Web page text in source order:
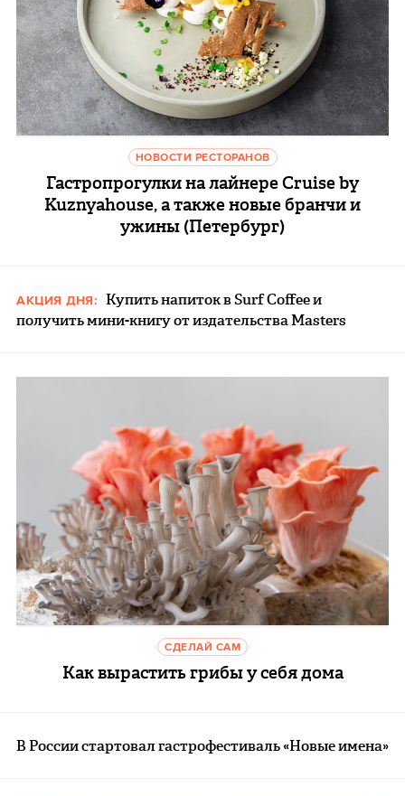
НОВОСТИ РЕСТОРАНОВ
Гастропрогулки на лайнере Cruise by
Kuznyahouse, а также новые бранчи и
ужины (Петербург)
АКЦИЯ ДНЯ: Купить напиток в Surf Coffee и
получить мини-книгу от издательства Masters
СДЕЛАЙ САМ
Как вырастить грибы у себя дома
В России стартовал гастрофестиваль «Новые имена»